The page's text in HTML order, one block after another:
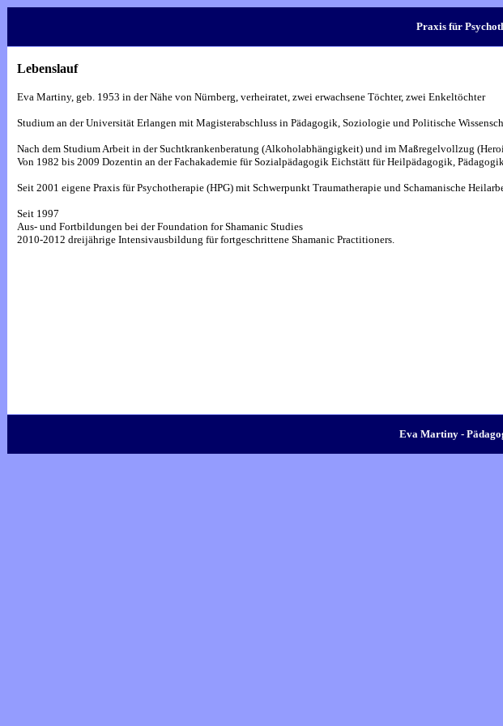
Praxis für
Lebenslauf
Eva Martiny, geb. 1953 in der Nähe von Nürnberg, verheiratet, zwei erwachsene Töchter, zwei Enkeltöchter
Studium an der Universität Erlangen mit Magisterabschluss in Pädagogik, Soziologie und Politische
Nach dem Studium Arbeit in der Suchtkrankenberatung (Alkoholabhängigkeit) und im Maßregelvollzug
Von 1982 bis 2009 Dozentin an der Fachakademie für Sozialpädagogik Eichstätt für Heilpädagogik,
Seit 2001 eigene Praxis für Psychotherapie (HPG) mit Schwerpunkt Traumatherapie und Schamanische
Seit 1997
Aus- und Fortbildungen bei der Foundation for Shamanic Studies
2010-2012 dreijährige Intensivausbildung für fortgeschrittene Shamanic Practitioners.
Eva Martiny -